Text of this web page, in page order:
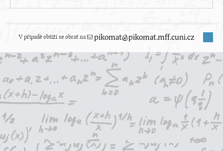
V případě obtíží se obrať na